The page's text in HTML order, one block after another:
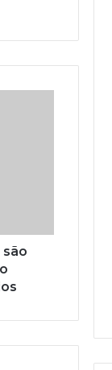
são